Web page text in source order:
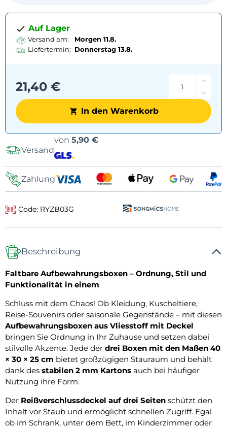
Auf Lager
Versand am:
Morgen 11.8.
Liefertermin: Donnerstag 13.8.
21,40 €
In den Warenkorb
Versand
von 5,90 €
Zahlung
Code: RYZB03G
Beschreibung
Faltbare Aufbewahrungsboxen – Ordnung, Stil und
Funktionalität in einem
Schluss mit dem Chaos! Ob Kleidung, Kuscheltiere,
Reise-Souvenirs oder saisonale Gegenstände – mit diesen
Aufbewahrungsboxen aus Vliesstoff mit Deckel
bringen Sie Ordnung in Ihr Zuhause und setzen dabei
stilvolle Akzente. Jede der drei Boxen mit den Maßen 40
× 30 × 25 cm bietet großzügigen Stauraum und behält
dank des stabilen 2 mm Kartons auch bei häufiger
Nutzung ihre Form.
Der Reißverschlussdeckel auf drei Seiten schützt den
Inhalt vor Staub und ermöglicht schnellen Zugriff. Egal
ob im Schrank, unter dem Bett, im Kinderzimmer oder